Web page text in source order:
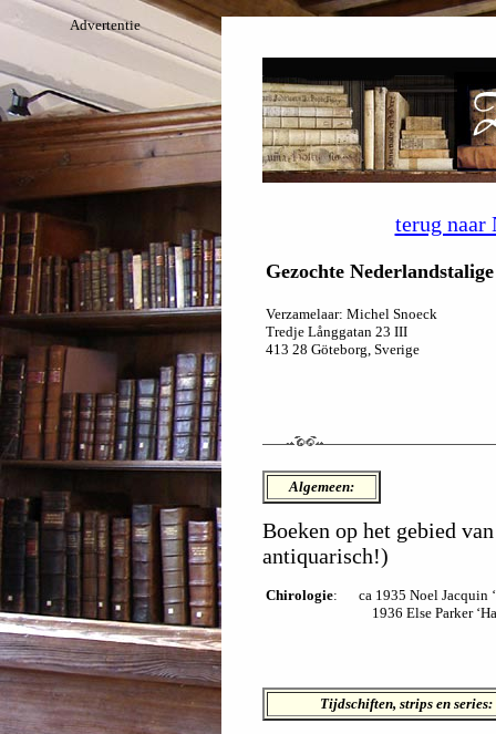
Advertentie
terug naar
Gezochte
Verzamelaar: Michel Snoeck
Tredje Långgatan 23 III
413 28 Göteborg, Sverige
Algemeen:
Boeken op het gebied
antiquarisch!)
Chirologie:
ca 1935 Noel Jacquin
1936 Else Parker
Tijdschiften, strips en